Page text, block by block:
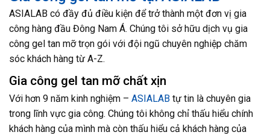
ASIALAB có đầy đủ điều kiện để trở thành một đơn vị gia
công hàng đầu Đông Nam Á. Chúng tôi sở hữu dịch vụ gia
công gel tan mỡ trọn gói với đội ngũ chuyên nghiệp chăm
sóc khách hàng từ A-Z.
Gia công gel tan mỡ chất xịn
Với hơn 9 năm kinh nghiệm – ASIALAB tự tin là chuyên gia
trong lĩnh vực gia công. Chúng tôi không chỉ thấu hiểu chính
khách hàng của mình mà còn thấu hiểu cả khách hàng của